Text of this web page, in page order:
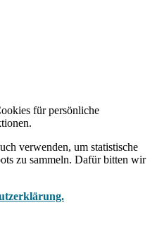
für persönliche
verwenden, um statistische
zu sammeln. Dafür bitten wir